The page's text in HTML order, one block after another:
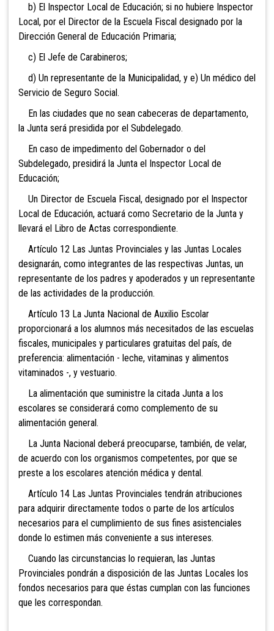
b) El Inspector Local de Educación; si no hubiere Inspector
Local, por el Director de la Escuela Fiscal designado por la
Dirección General de Educación Primaria;
c) El Jefe de Carabineros;
d) Un representante de la Municipalidad, y e) Un médico del
Servicio de Seguro Social.
En las ciudades que no sean cabeceras de departamento,
la Junta será presidida por el Subdelegado.
En caso de impedimento del Gobernador o del
Subdelegado, presidirá la Junta el Inspector Local de
Educación;
Un Director de Escuela Fiscal, designado por el Inspector
Local de Educación, actuará como Secretario de la Junta y
llevará el Libro de Actas correspondiente.
Artículo 12 Las Juntas Provinciales y las Juntas Locales
designarán, como integrantes de las respectivas Juntas, un
representante de los padres y apoderados y un representante
de las actividades de la producción.
Artículo 13 La Junta Nacional de Auxilio Escolar
proporcionará a los alumnos más necesitados de las escuelas
fiscales, municipales y particulares gratuitas del país, de
preferencia: alimentación - leche, vitaminas y alimentos
vitaminados -, y vestuario.
La alimentación que suministre la citada Junta a los
escolares se considerará como complemento de su
alimentación general.
La Junta Nacional deberá preocuparse, también, de velar,
de acuerdo con los organismos competentes, por que se
preste a los escolares atención médica y dental.
Artículo 14 Las Juntas Provinciales tendrán atribuciones
para adquirir directamente todos o parte de los artículos
necesarios para el cumplimiento de sus fines asistenciales
donde lo estimen más conveniente a sus intereses.
Cuando las circunstancias lo requieran, las Juntas
Provinciales pondrán a disposición de las Juntas Locales los
fondos necesarios para que éstas cumplan con las funciones
que les correspondan.